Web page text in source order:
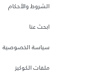
الشروط والأحكام
ابحث عنا
سياسة الخصوصية
ملفات الكوكيز